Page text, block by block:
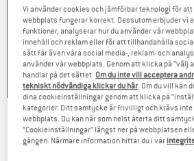
pris
€
)
Produktgrupp
Knivar
Pris
168,95 €Reducerat pris
143,61 €
0,0(0)
LIONSTEEL -M2M - Knivar
Vi använder cookies och jämförbar teknologi för
webbplats fungerar korrekt. Dessutom erbjuder vi
funktioner, analyserar hur du använder vår
innehåll och reklam eller för att tillhandahålla
sätt får även våra social media-, reklam- och
använder vår webbplats. Genom att klicka på ”välj
handlar på det sättet. Om du inte vill acceptera
tekniskt nödvändiga klickar du här. Om du vill kan
dina cookieinställningar genom att klicka på
kategorier. Ditt samtycke är frivilligt och krävs inte
webbplats. Du kan när som helst återta ditt
”Cookieinställningar” längst ner på webbplatsen
gången. Närmare information hittar du i vår